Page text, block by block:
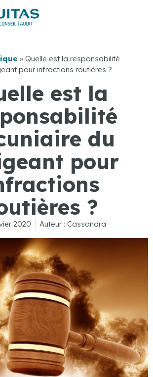
» Quelle est la responsabilité
pour infractions routières ?
est la
du
pour
?
2020 Auteur : Cassandra